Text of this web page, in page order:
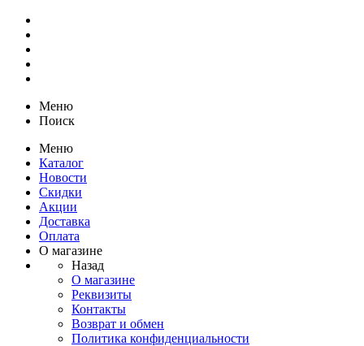
Меню
Поиск
Меню
Каталог
Новости
Скидки
Акции
Доставка
Оплата
О магазине
Назад
О магазине
Реквизиты
Контакты
Возврат и обмен
Политика конфиденциальности